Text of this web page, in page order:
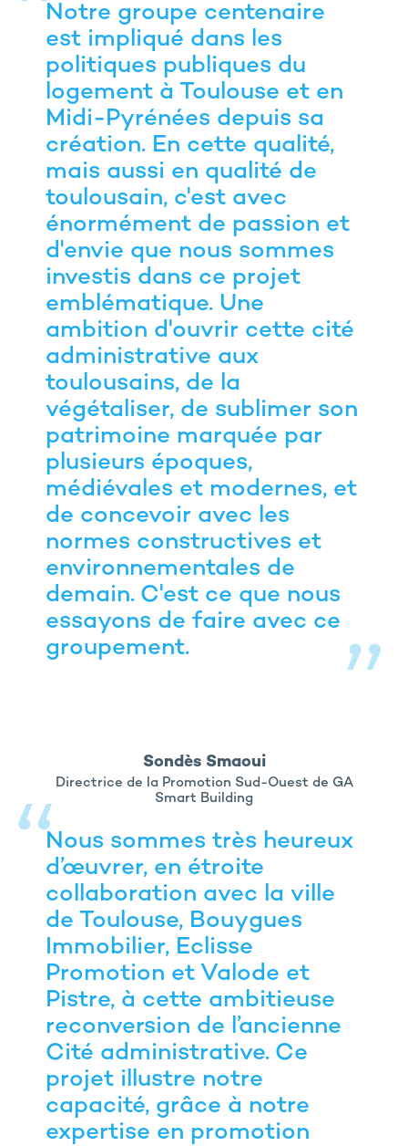
Notre groupe centenaire
est impliqué dans les
politiques publiques du
logement à Toulouse et en
Midi-Pyrénées depuis sa
création. En cette qualité,
mais aussi en qualité de
toulousain, c'est avec
énormément de passion et
d'envie que nous sommes
investis dans ce projet
emblématique. Une
ambition d'ouvrir cette cité
administrative aux
toulousains, de la
végétaliser, de sublimer son
patrimoine marquée par
plusieurs époques,
médiévales et modernes, et
de concevoir avec les
normes constructives et
environnementales de
demain. C'est ce que nous
essayons de faire avec ce
groupement.
Sondès Smaoui
Directrice de la Promotion Sud-Ouest de GA
Smart Building
Nous sommes très heureux
d’œuvrer, en étroite
collaboration avec la ville
de Toulouse, Bouygues
Immobilier, Eclisse
Promotion et Valode et
Pistre, à cette ambitieuse
reconversion de l’ancienne
Cité administrative. Ce
projet illustre notre
capacité, grâce à notre
expertise en promotion